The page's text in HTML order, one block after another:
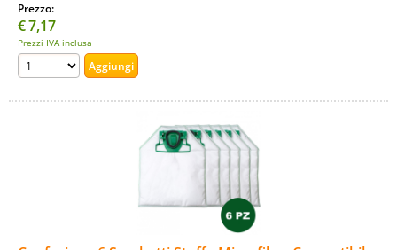
Prezzo:
€7,17
Prezzi IVA inclusa